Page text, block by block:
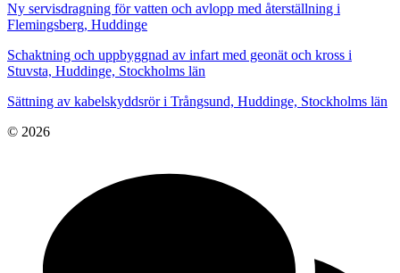
Ny servisdragning för vatten och avlopp med återställning i
Flemingsberg, Huddinge
Schaktning och uppbyggnad av infart med geonät och kross i
Stuvsta, Huddinge, Stockholms län
Sättning av kabelskyddsrör i Trångsund, Huddinge, Stockholms län
© 2026